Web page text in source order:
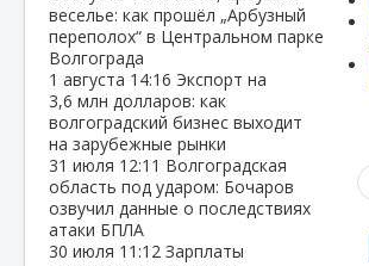
веселье: как прошёл „Арбузный
переполох“ в Центральном парке
Волгограда
1 августа 14:16 Экспорт на
3,6 млн долларов: как
волгоградский бизнес выходит
на зарубежные рынки
31 июля 12:11 Волгоградская
область под ударом: Бочаров
озвучил данные о последствиях
атаки БПЛА
30 июля 11:12 Зарплаты